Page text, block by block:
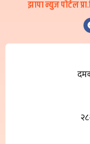
झापा न्युज पोर्टल